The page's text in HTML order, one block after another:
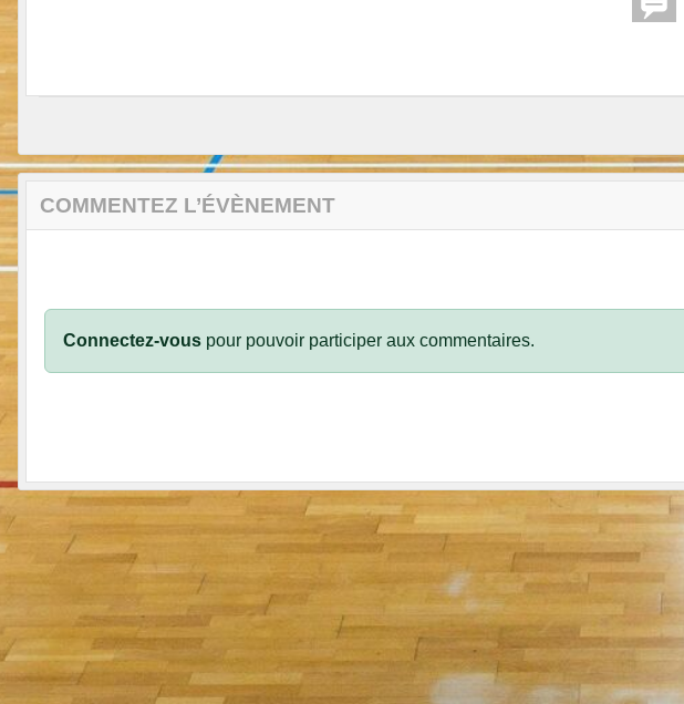
COMMENTEZ L’ÉVÈNEMENT
Connectez-vous pour pouvoir participer aux commentaires.